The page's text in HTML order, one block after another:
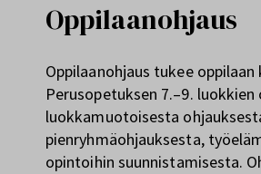
Oppilaanohjaus
Oppilaanohjaus tukee
Perusopetuksen 7.–9.
luokkamuotoisesta
pienryhmäohjauksesta,
opintoihin suunnistamisesta.